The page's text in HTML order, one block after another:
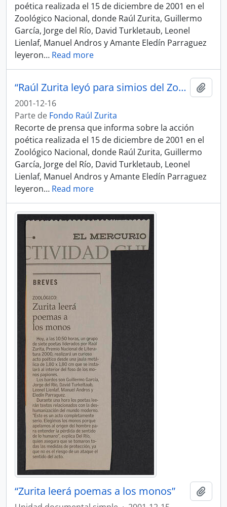
poética realizada el 15 de diciembre de 2001 en el
Zoológico Nacional, donde Raúl Zurita, Guillermo
García, Jorge del Río, David Turkletaub, Leonel
Lienlaf, Manuel Andros y Amante Eledín Parraguez
leyeron… Read more
“Raúl Zurita leyó para simios del Zoológico”
2001-12-16
Parte de Fondo Raúl Zurita
Recorte de prensa que informa sobre la acción
poética realizada el 15 de diciembre de 2001 en el
Zoológico Nacional, donde Raúl Zurita, Guillermo
García, Jorge del Río, David Turkletaub, Leonel
Lienlaf, Manuel Andros y Amante Eledín Parraguez
leyeron… Read more
“Zurita leerá poemas a los monos”